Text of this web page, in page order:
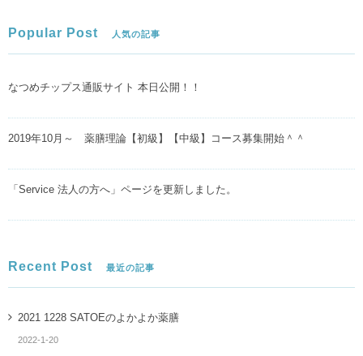
Popular Post 人気の記事
なつめチップス通販サイト 本日公開！！
2019年10月～ 薬膳理論【初級】【中級】コース募集開始＾＾
「Service 法人の方へ」ページを更新しました。
Recent Post 最近の記事
2021 1228 SATOEのよかよか薬膳
2022-1-20